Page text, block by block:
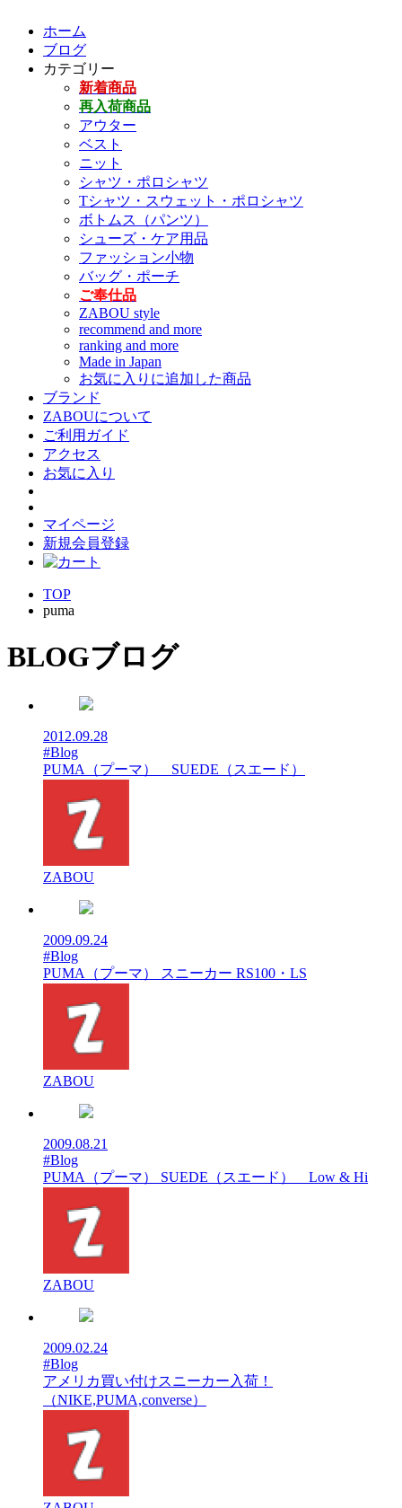
ホーム
ブログ
カテゴリー
新着商品
再入荷商品
アウター
ベスト
ニット
シャツ・ポロシャツ
Tシャツ・スウェット・ポロシャツ
ボトムス（パンツ）
シューズ・ケア用品
ファッション小物
バッグ・ポーチ
ご奉仕品
ZABOU style
recommend and more
ranking and more
Made in Japan
お気に入りに追加した商品
ブランド
ZABOUについて
ご利用ガイド
アクセス
お気に入り
マイページ
新規会員登録
TOP
puma
BLOGブログ
2012.09.28
#Blog
PUMA（プーマ） SUEDE（スエード）
ZABOU
2009.09.24
#Blog
PUMA（プーマ） スニーカー RS100・LS
ZABOU
2009.08.21
#Blog
PUMA（プーマ） SUEDE（スエード） Low & Hi
ZABOU
2009.02.24
#Blog
アメリカ買い付けスニーカー入荷！
（NIKE,PUMA,converse）